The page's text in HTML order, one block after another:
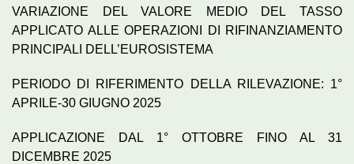
VARIAZIONE DEL VALORE MEDIO DEL TASSO
APPLICATO ALLE OPERAZIONI DI RIFINANZIAMENTO
PRINCIPALI DELL’EUROSISTEMA
PERIODO DI RIFERIMENTO DELLA RILEVAZIONE: 1°
APRILE-30 GIUGNO 2025
APPLICAZIONE DAL 1° OTTOBRE FINO AL 31
DICEMBRE 2025